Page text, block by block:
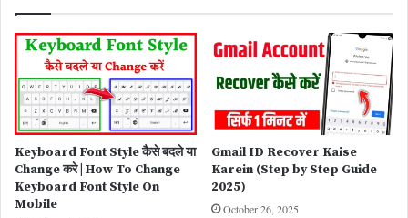
Keyboard Font Style कैसे बदले या
Change करे | How To Change
Keyboard Font Style On
Mobile
Gmail ID Recover Kaise
Karein (Step by Step Guide
2025)
October 26, 2025